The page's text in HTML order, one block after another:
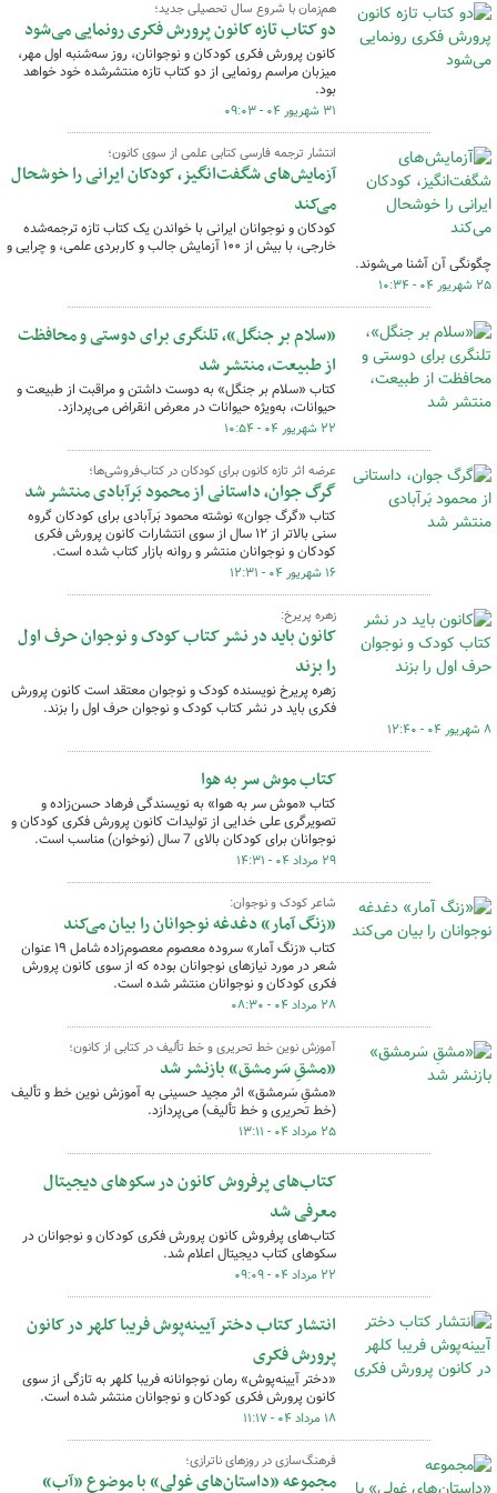
هم‌زمان با شروع سال تحصیلی جدید؛
دو کتاب تازه کانون پرورش فکری رونمایی می‌شود
کانون پرورش فکری کودکان و نوجوانان، روز سه‌شنبه اول مهر،
میزبان مراسم رونمایی از دو کتاب تازه منتشرشده خود خواهد
بود.
۳۱ شهریور ۰۴ - ۰۹:۰۳
انتشار ترجمه فارسی کتابی علمی از سوی کانون؛
آزمایش‌های شگفت‌انگیز، کودکان ایرانی را خوشحال
می‌کند
کودکان و نوجوانان ایرانی با خواندن یک کتاب تازه ترجمه‌شده
خارجی، با بیش از ۱۰۰ آزمایش جالب و کاربردی علمی، و چرایی و
چگونگی آن آشنا می‌شوند.
۲۵ شهریور ۰۴ - ۱۰:۳۴
«سلام بر جنگل»، تلنگری برای دوستی و محافظت
از طبیعت، منتشر شد
کتاب «سلام بر جنگل» به دوست داشتن و مراقبت از طبیعت و
حیوانات، به‌ویژه حیوانات در معرض انقراض می‌پردازد.
۲۲ شهریور ۰۴ - ۱۰:۵۴
عرضه اثر تازه کانون برای کودکان در کتاب‌فروشی‌ها؛
گرگ جوان، داستانی از محمود بَرآبادی منتشر شد
کتاب «گرگ جوان» نوشته محمود بَرآبادی برای کودکان گروه
سنی بالاتر از ۱۲ سال از سوی انتشارات کانون پرورش فکری
کودکان و نوجوانان منتشر و روانه بازار کتاب شده است.
۱۶ شهریور ۰۴ - ۱۲:۳۱
زهره پریرخ:
کانون باید در نشر کتاب کودک و نوجوان حرف اول
را بزند
زهره پریرخ نویسنده کودک و نوجوان معتقد است کانون پرورش
فکری باید در نشر کتاب کودک و نوجوان حرف اول را بزند.
۸ شهریور ۰۴ - ۱۲:۴۰
کتاب موش سر به هوا
کتاب «موش سر به هوا» به نویسندگی فرهاد حسن‌زاده و
تصویرگری علی خدایی از تولیدات کانون پرورش فکری کودکان و
نوجوانان برای کودکان بالای 7 سال (نوخوان) مناسب است.
۲۹ مرداد ۰۴ - ۱۴:۳۱
شاعر کودک و نوجوان:
«زنگ آمار» دغدغه نوجوانان را بیان می‌کند
کتاب «زنگ آمار» سروده معصوم معصوم‌زاده شامل ۱۹ عنوان
شعر در مورد نیازهای نوجوانان بوده که از سوی کانون پرورش
فکری کودکان و نوجوانان منتشر شده است.
۲۸ مرداد ۰۴ - ۰۸:۳۰
آموزش نوین خط تحریری و خط تألیف در کتابی از کانون؛
«مشقِ سَرمشق» بازنشر شد
«مشقِ سَرمشق» اثر مجید حسینی به آموزش نوین خط و تألیف
(خط تحریری و خط تألیف) می‌پردازد.
۲۵ مرداد ۰۴ - ۱۳:۱۱
کتاب‌های پرفروش کانون در سکوهای دیجیتال
معرفی شد
کتاب‌های پرفروش کانون پرورش فکری کودکان و نوجوانان در
سکوهای کتاب دیجیتال اعلام شد.
۲۲ مرداد ۰۴ - ۰۹:۰۹
انتشار کتاب دختر آیینه‌پوش ‌فریبا کلهر در کانون
پرورش فکری
«دختر آیینه‌پوش» رمان نوجوانانه فریبا کلهر به تازگی از سوی
کانون پرورش فکری کودکان و نوجوانان منتشر شده است.
۱۸ مرداد ۰۴ - ۱۱:۱۷
فرهنگ‌سازی در روزهای ناترازی؛
مجموعه «داستان‌های غولی» با موضوع «آب»